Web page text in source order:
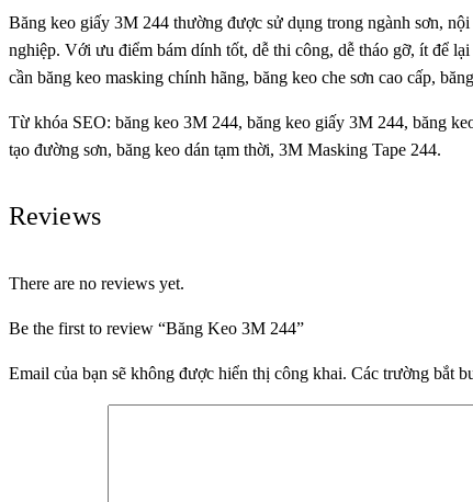
Băng keo giấy 3M 244 thường được sử dụng trong ngành sơn,
nghiệp. Với ưu điểm bám dính tốt, dễ thi công, dễ tháo gỡ, ít để
cần băng keo masking chính hãng, băng keo che sơn cao cấp,
Từ khóa SEO: băng keo 3M 244, băng keo giấy 3M 244, băng
tạo đường sơn, băng keo dán tạm thời, 3M Masking Tape 244.
Reviews
There are no reviews yet.
Be the first to review “Băng Keo 3M 244”
Email của bạn sẽ không được hiển thị công khai. Các trường bắt